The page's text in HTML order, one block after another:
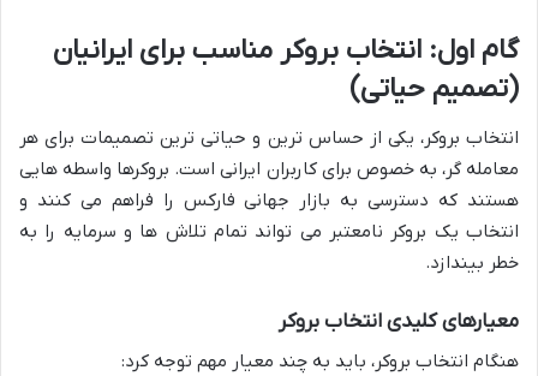
گام اول: انتخاب بروکر مناسب برای ایرانیان
(تصمیم حیاتی)
انتخاب بروکر، یکی از حساس ترین و حیاتی ترین تصمیمات برای هر
معامله گر، به خصوص برای کاربران ایرانی است. بروکرها واسطه هایی
هستند که دسترسی به بازار جهانی فارکس را فراهم می کنند و
انتخاب یک بروکر نامعتبر می تواند تمام تلاش ها و سرمایه را به
خطر بیندازد.
معیارهای کلیدی انتخاب بروکر
هنگام انتخاب بروکر، باید به چند معیار مهم توجه کرد: